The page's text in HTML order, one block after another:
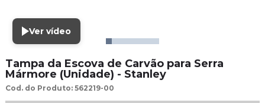
Ver vídeo
Tampa da Escova de Carvão para Serra
Mármore (Unidade) - Stanley
Cod. do Produto: 562219-00